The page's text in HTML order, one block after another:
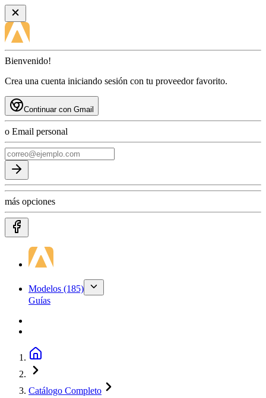
Bienvenido!
Crea una cuenta iniciando sesión con tu proveedor favorito.
Continuar con Gmail
o Email personal
más opciones
Modelos (185)
Guías
Catálogo Completo